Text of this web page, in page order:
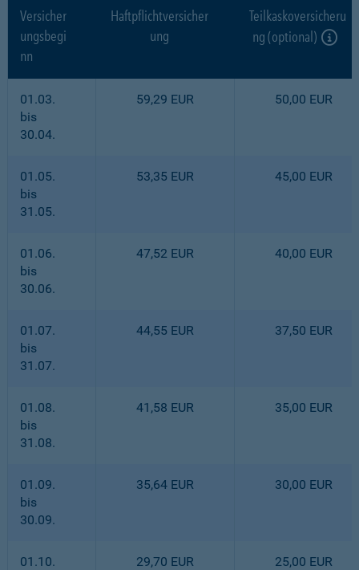
Versicher
ungsbegi
nn
Haftpflichtversicher
ung
Teilkaskoversicheru
ng (optional)
01.03.
bis
30.04.
59,29 EUR 50,00 EUR
01.05.
bis
31.05.
53,35 EUR 45,00 EUR
01.06.
bis
30.06.
47,52 EUR 40,00 EUR
01.07.
bis
31.07.
44,55 EUR 37,50 EUR
01.08.
bis
31.08.
41,58 EUR 35,00 EUR
01.09.
bis
30.09.
35,64 EUR 30,00 EUR
01.10. 29,70 EUR 25,00 EUR